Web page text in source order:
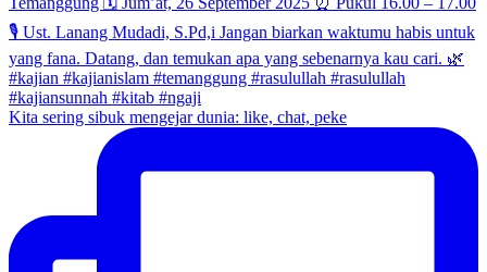
Kita sering sibuk mengejar dunia: like, chat, peke